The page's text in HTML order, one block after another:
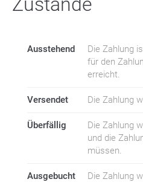
Ausstehend
Die Zahlung
für den
erreicht.
Versendet Die Zahlung
Überfällig
Die Zahlung
und die
müssen.
Ausgebucht Die Zahlung